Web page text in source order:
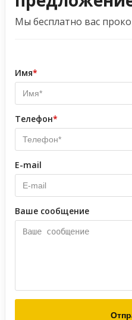
Имя*
Телефон*
E-mail
Ваше сообщение
Мы бесплатно вас